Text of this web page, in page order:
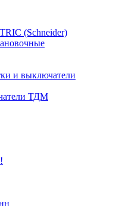
(Schneider)
и выключатели
ТДМ